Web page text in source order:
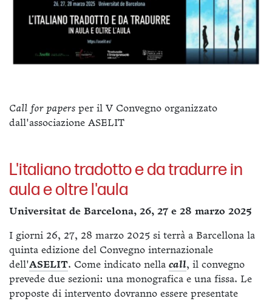
Call for papers per il V Convegno organizzato
dall'associazione ASELIT
L'italiano tradotto e da tradurre in
aula e oltre l'aula
Universitat de Barcelona, 26, 27 e 28 marzo 2025
I giorni 26, 27, 28 marzo 2025 si terrà a Barcellona la
quinta edizione del Convegno internazionale
dell'ASELIT. Come indicato nella call, il convegno
prevede due sezioni: una monografica e una fissa. Le
proposte di intervento dovranno essere presentate